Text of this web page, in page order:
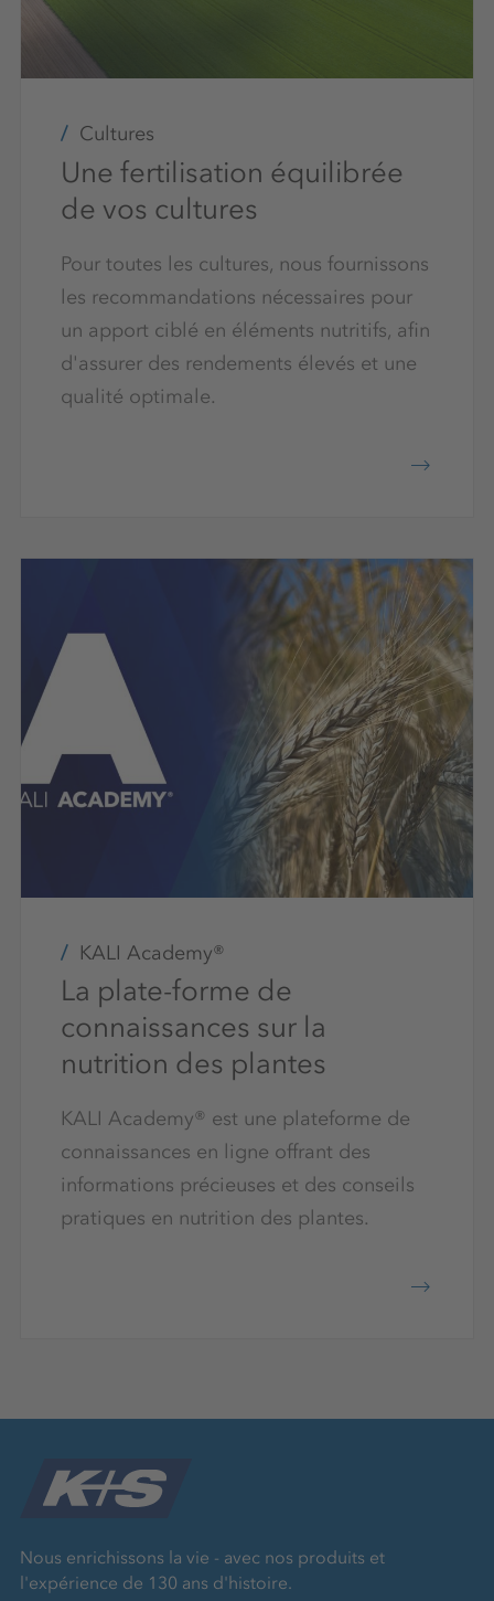
Cultures
Une fertilisation équilibrée
de vos cultures
Pour toutes les cultures, nous fournissons
les recommandations nécessaires pour
un apport ciblé en éléments nutritifs, afin
d'assurer des rendements élevés et une
qualité optimale.
KALI Academy®
La plate-forme de
connaissances sur la
nutrition des plantes
KALI Academy® est une plateforme de
connaissances en ligne offrant des
informations précieuses et des conseils
pratiques en nutrition des plantes.
Nous enrichissons la vie - avec nos produits et
l'expérience de 130 ans d'histoire.